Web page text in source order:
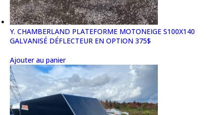
Y. CHAMBERLAND PLATEFORME MOTONEIGE S100X140
GALVANISÉ DÉFLECTEUR EN OPTION 375$
Ajouter au panier